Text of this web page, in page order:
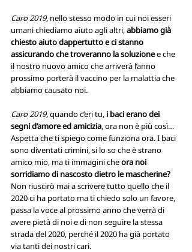
Caro 2019, nello stesso modo in cui noi esseri
umani chiediamo aiuto agli altri, abbiamo già
chiesto aiuto dappertutto e ci stanno
assicurando che troveranno la soluzione e che
il nostro nuovo amico che arriverà l’anno
prossimo porterà il vaccino per la malattia che
abbiamo causato noi.
Caro 2019, quando c’eri tu, i baci erano dei
segni d’amore ed amicizia, ora non è più così…
Aspetta che ti spiego come funziona ora. I baci
sono diventati crimini, si lo so che è strano
amico mio, ma ti immagini che ora noi
sorridiamo di nascosto dietro le mascherine?
Non riuscirò mai a scrivere tutto quello che il
2020 ci ha portato ma ti chiedo solo un favore,
passa la voce al prossimo anno che verrà di
avere pietà di noi e di non seguire la stessa
strada del 2020, perché il 2020 ha già portato
via tanti dei nostri cari.